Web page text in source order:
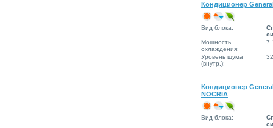
Кондиционер
Вид блока:
Мощность
охлаждения:
Уровень шума
(внутр.):
Кондиционер
NOCRIA
Вид блока: